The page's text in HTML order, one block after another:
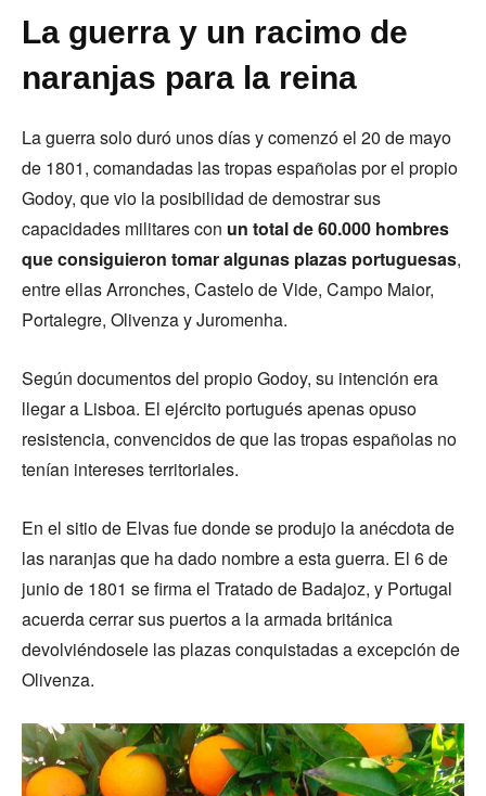
La guerra y un racimo de
naranjas para la reina
La guerra solo duró unos días y comenzó el 20 de mayo
de 1801, comandadas las tropas españolas por el propio
Godoy, que vio la posibilidad de demostrar sus
capacidades militares con un total de 60.000 hombres
que consiguieron tomar algunas plazas portuguesas,
entre ellas Arronches, Castelo de Vide, Campo Maior,
Portalegre, Olivenza y Juromenha.
Según documentos del propio Godoy, su intención era
llegar a Lisboa. El ejército portugués apenas opuso
resistencia, convencidos de que las tropas españolas no
tenían intereses territoriales.
En el sitio de Elvas fue donde se produjo la anécdota de
las naranjas que ha dado nombre a esta guerra. El 6 de
junio de 1801 se firma el Tratado de Badajoz, y Portugal
acuerda cerrar sus puertos a la armada británica
devolviéndosele las plazas conquistadas a excepción de
Olivenza.